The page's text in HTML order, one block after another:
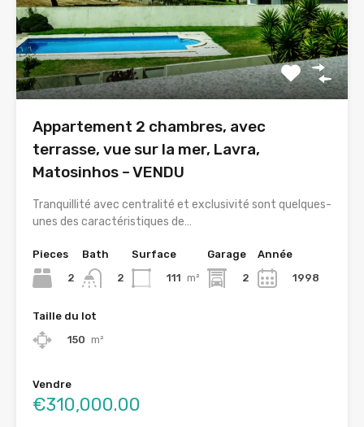
Appartement 2 chambres, avec
terrasse, vue sur la mer, Lavra,
Matosinhos – VENDU
Tranquillité avec centralité et exclusivité sont quelques-
unes des caractéristiques de…
Pieces
2
Bath
2
Surface
111 m²
Garage
2
Année
1998
Taille du lot
150 m²
Vendre
€310,000.00